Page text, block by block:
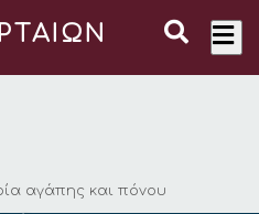
αγάπης και πόνου